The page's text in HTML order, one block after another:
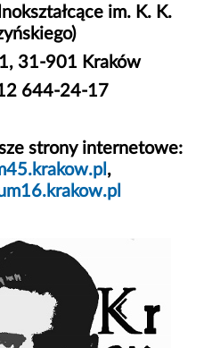
im. K. K.
31-901 Kraków
644-24-17
strony internetowe:
,